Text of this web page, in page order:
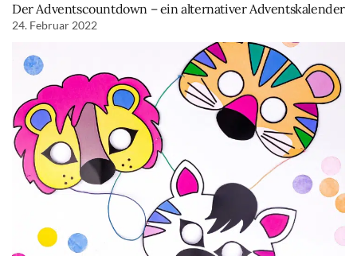
Der Adventscountdown – ein alternativer Adventskalender
24. Februar 2022